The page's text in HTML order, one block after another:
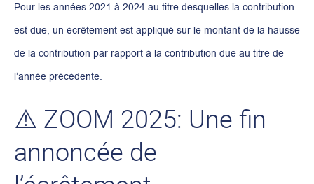
Pour les années 2021 à 2024 au titre desquelles la contribution
est due, un écrêtement est appliqué sur le montant de la hausse
de la contribution par rapport à la contribution due au titre de
l’année précédente.
⚠️ ZOOM 2025: Une fin
annoncée de